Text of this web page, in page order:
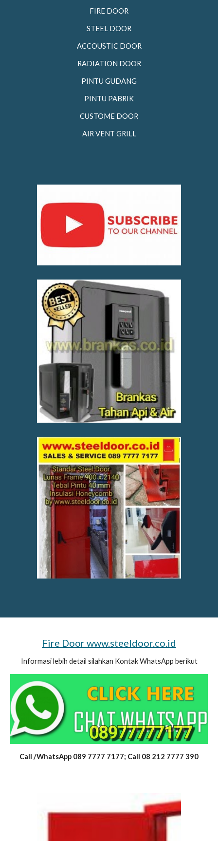
FIRE DOOR
STEEL DOOR
ACCOUSTIC DOOR
RADIATION DOOR
PINTU GUDANG
PINTU PABRIK
CUSTOME DOOR
AIR VENT GRILL
Fire Door www.steeldoor.co.id
Informasi lebih detail silahkan Kontak WhatsApp berikut
Call /WhatsApp 089 7777 7177; Call 08 212 7777 390